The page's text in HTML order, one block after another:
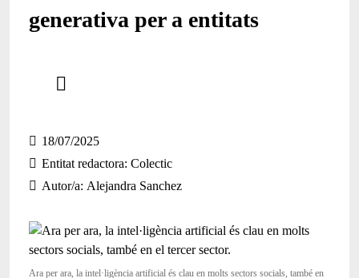
generativa per a entitats
18/07/2025
Entitat redactora Colectic
Autor/a Alejandra Sanchez
Ara per ara, la intel·ligència artificial és clau en molts sectors socials, també en